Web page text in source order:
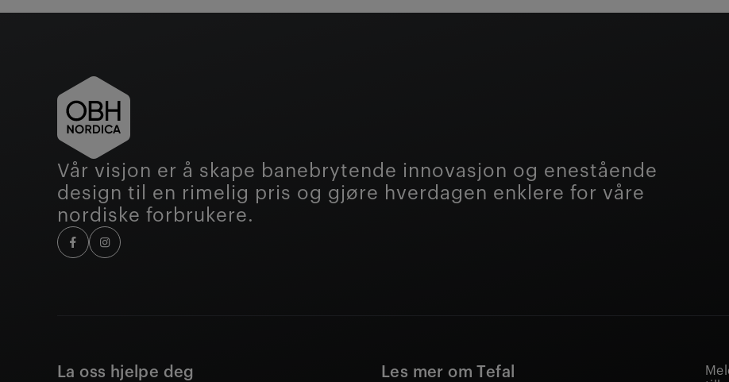
Vår visjon er å skape banebrytende innovasjon og enestående
design til en rimelig pris og gjøre hverdagen enklere for våre
nordiske forbrukere.
La oss hjelpe deg Les mer om Tefal